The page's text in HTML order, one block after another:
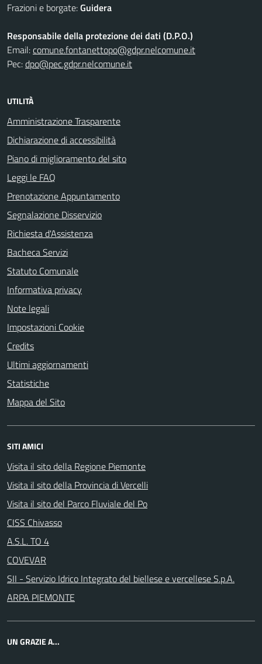
Frazioni e borgate:Guidera
Responsabile della protezione dei dati (D.P.O.)
Email:comune.fontanettopo@gdpr.nelcomune.it
Pec:dpo@pec.gdpr.nelcomune.it
UTILITÀ
Amministrazione Trasparente
Dichiarazione di accessibilità
Piano di miglioramento del sito
Leggi le FAQ
Prenotazione Appuntamento
Segnalazione Disservizio
Richiesta d'Assistenza
Bacheca Servizi
Statuto Comunale
Informativa privacy
Note legali
Impostazioni Cookie
Credits
Ultimi aggiornamenti
Statistiche
Mappa del Sito
SITI AMICI
Visita il sito della Regione Piemonte
Visita il sito della Provincia di Vercelli
Visita il sito del Parco Fluviale del Po
CISS Chivasso
A.S.L. TO 4
COVEVAR
SII - Servizio Idrico Integrato del biellese e vercellese S.p.A.
ARPA PIEMONTE
UN GRAZIE A...